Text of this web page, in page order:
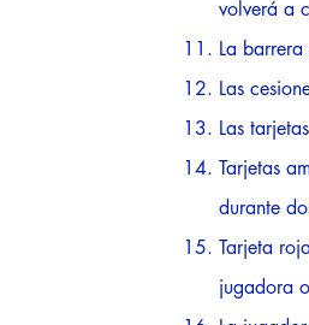
volverá a
La
Las
Las
Tarjetas
durante
Tarjeta
jugadora